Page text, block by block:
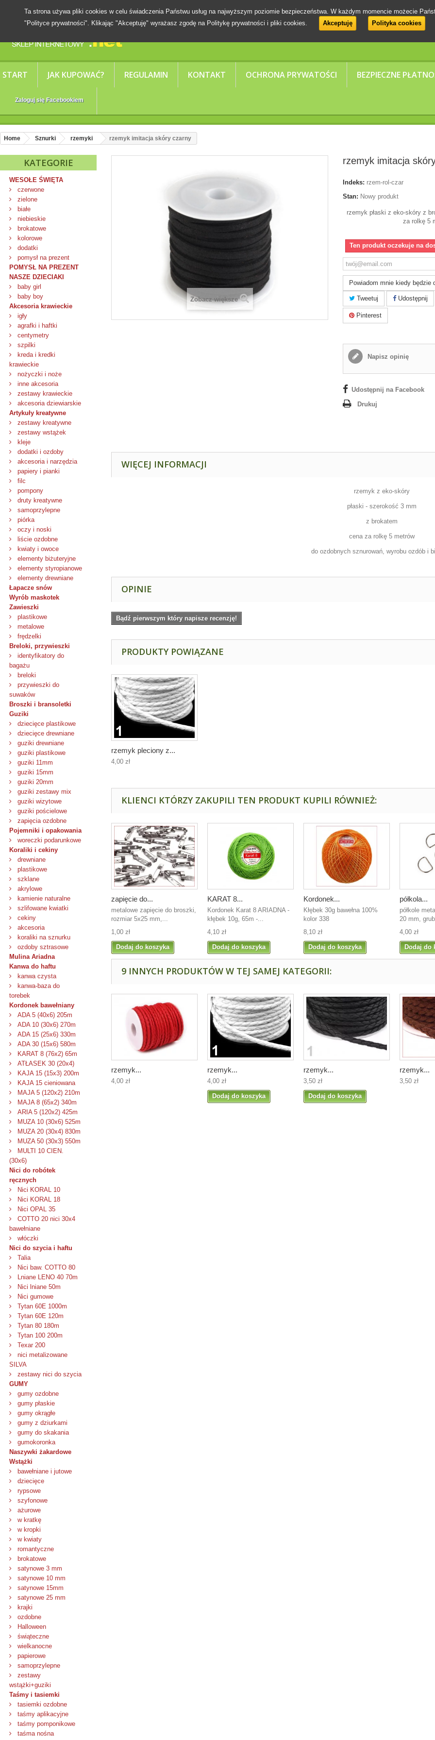
START JAK KUPOWAĆ? REGULAMIN KONTAKT OCHRONA PRYWATOŚCI BEZPIECZNE
Zaloguj się Facebookiem
Ta strona używa pliki cookies w celu świadczenia Państwu usług na najwyższym poziomie bezpieczeństwa. W każdym momencie możecie
"Polityce prywatności". Klikając "Akceptuję" wyrażasz zgodę na Politykę prywatności i pliki cookies.
Akceptuję Polityka cookies
Home Sznurki rzemyki rzemyk imitacja skóry czarny
KATEGORIE
WESOŁE ŚWIĘTA
czerwone
zielone
białe
niebieskie
brokatowe
kolorowe
dodatki
pomysł na prezent
POMYSŁ NA PREZENT
NASZE DZIECIAKI
baby girl
baby boy
Akcesoria krawieckie
igły
agrafki i haftki
centymetry
szpilki
kreda i kredki
krawieckie
nożyczki i noże
inne akcesoria
zestawy krawieckie
akcesoria dziewiarskie
Artykuły kreatywne
zestawy kreatywne
zestawy wstążek
kleje
dodatki i ozdoby
akcesoria i narzędzia
papiery i pianki
filc
pompony
druty kreatywne
samoprzylepne
piórka
oczy i noski
liście ozdobne
kwiaty i owoce
elementy biżuteryjne
elementy styropianowe
elementy drewniane
Łapacze snów
Wyrób maskotek
Zawieszki
plastikowe
metalowe
frędzelki
Breloki, przywieszki
identyfikatory do
bagażu
breloki
przywieszki do
suwaków
Broszki i bransoletki
Guziki
dziecięce plastikowe
dziecięce drewniane
guziki drewniane
guziki plastikowe
guziki 11mm
guziki 15mm
guziki 20mm
guziki zestawy mix
guziki wizytowe
guziki pościelowe
zapięcia ozdobne
Pojemniki i opakowania
woreczki podarunkowe
Koraliki i cekiny
drewniane
plastikowe
szklane
akrylowe
kamienie naturalne
szlifowane kwiatki
cekiny
akcesoria
koraliki na sznurku
ozdoby sztrasowe
Mulina Ariadna
Kanwa do haftu
kanwa czysta
kanwa-baza do
torebek
Kordonek bawełniany
ADA 5 (40x6) 205m
ADA 10 (30x6) 270m
ADA 15 (25x6) 330m
ADA 30 (15x6) 580m
KARAT 8 (76x2) 65m
ATŁASEK 30 (20x4)
KAJA 15 (15x3) 200m
KAJA 15 cieniowana
MAJA 5 (120x2) 210m
MAJA 8 (65x2) 340m
ARIA 5 (120x2) 425m
MUZA 10 (30x6) 525m
MUZA 20 (30x4) 830m
MUZA 50 (30x3) 550m
MULTI 10 CIEN.
(30x6)
Nici do robótek
ręcznych
Nici KORAL 10
Nici KORAL 18
Nici OPAL 35
COTTO 20 nici 30x4
bawełniane
włóczki
Nici do szycia i haftu
Talia
Nici baw. COTTO 80
Lniane LENO 40 70m
Nici lniane 50m
Nici gumowe
Tytan 60E 1000m
Tytan 60E 120m
Tytan 80 180m
Tytan 100 200m
Texar 200
nici metalizowane
SILVA
zestawy nici do szycia
GUMY
gumy ozdobne
gumy płaskie
gumy okrągłe
gumy z dziurkami
gumy do skakania
gumokoronka
Naszywki żakardowe
Wstążki
bawełniane i jutowe
dziecięce
rypsowe
szyfonowe
ażurowe
w kratkę
w kropki
w kwiaty
romantyczne
brokatowe
satynowe 3 mm
satynowe 10 mm
satynowe 15mm
satynowe 25 mm
krajki
ozdobne
Halloween
świąteczne
wielkanocne
papierowe
samoprzylepne
zestawy
wstążki+guziki
Taśmy i tasiemki
tasiemki ozdobne
taśmy aplikacyjne
taśmy pomponikowe
taśma nośna
Zobacz większe
rzemyk imitacja
Indeks: rzem-rol-czar
Stan: Nowy produkt
rzemyk płaski z eko-skóry z
za rolkę 5
Ten produkt oczekuje na
Powiadom mnie kiedy będzie
Tweetuj Udostępnij
Pinterest
Napisz opinię
Udostępnij na Facebook
Drukuj
WIĘCEJ INFORMACJI
rzemyk z eko-skóry
płaski - szerokość 3 mm
z brokatem
cena za rolkę 5 metrów
do ozdobnych sznurowań, wyrobu ozdób i
OPINIE
Bądź pierwszym który napisze recenzję!
PRODUKTY POWIĄZANE
rzemyk pleciony z...
4,00 zł
KLIENCI KTÓRZY ZAKUPILI TEN PRODUKT KUPILI RÓWNIEŻ:
zapięcie do...
metalowe zapięcie do broszki,
rozmiar 5x25 mm,...
1,00 zł
Dodaj do koszyka
KARAT 8...
Kordonek Karat 8 ARIADNA -
kłębek 10g, 65m -...
4,10 zł
Dodaj do koszyka
Kordonek...
Kłębek 30g bawełna 100%
kolor 338
8,10 zł
Dodaj do koszyka
półkola...
półkole
20 mm,
4,00 zł
Dodaj do
9 INNYCH PRODUKTÓW W TEJ SAMEJ KATEGORII:
rzemyk...
4,00 zł
rzemyk...
4,00 zł
Dodaj do koszyka
rzemyk...
3,50 zł
Dodaj do koszyka
rzemyk...
3,50 zł